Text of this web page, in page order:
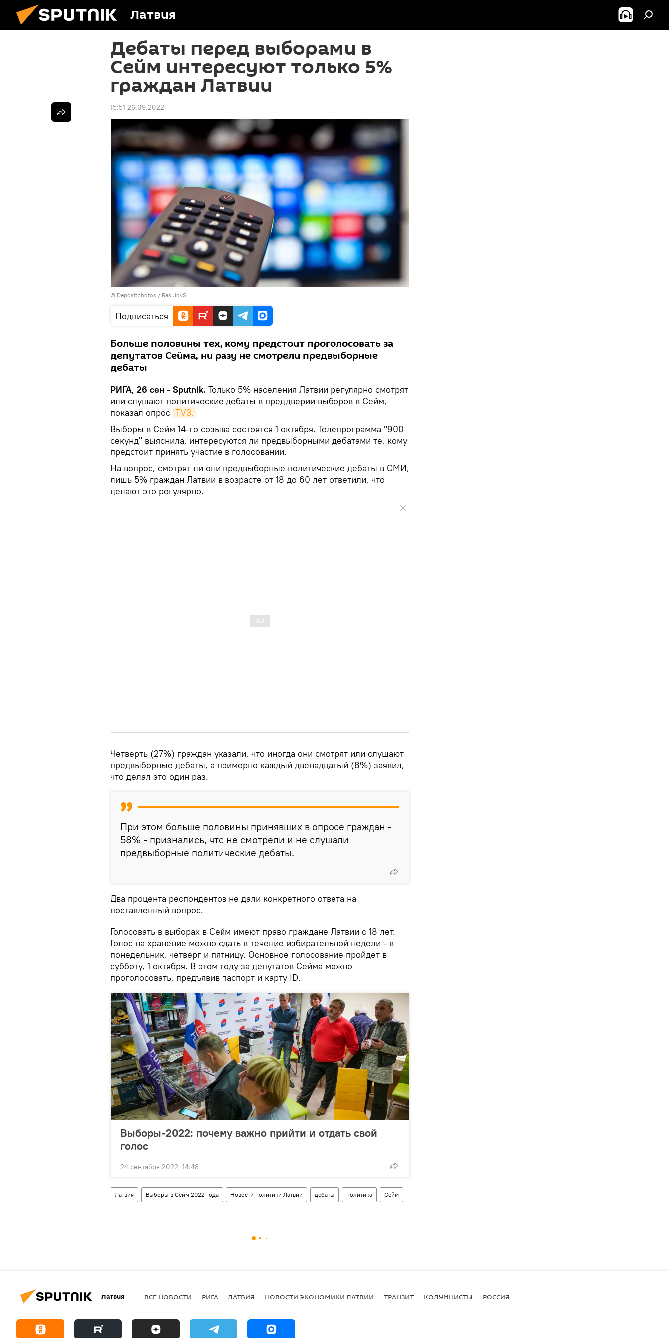
Латвия
Дебаты перед выборами в
Сейм интересуют только 5%
граждан Латвии
15:51 26.09.2022
© Depositphotos / RasulovS
Подписаться
Больше половины тех, кому предстоит проголосовать за
депутатов Сейма, ни разу не смотрели предвыборные
дебаты
РИГА, 26 сен - Sputnik. Только 5% населения Латвии регулярно смотрят
или слушают политические дебаты в преддверии выборов в Сейм,
показал опрос TV3.
Выборы в Сейм 14-го созыва состоятся 1 октября. Телепрограмма "900
секунд" выяснила, интересуются ли предвыборными дебатами те, кому
предстоит принять участие в голосовании.
На вопрос, смотрят ли они предвыборные политические дебаты в СМИ,
лишь 5% граждан Латвии в возрасте от 18 до 60 лет ответили, что
делают это регулярно.
Четверть (27%) граждан указали, что иногда они смотрят или слушают
предвыборные дебаты, а примерно каждый двенадцатый (8%) заявил,
что делал это один раз.
При этом больше половины принявших в опросе граждан -
58% - признались, что не смотрели и не слушали
предвыборные политические дебаты.
Два процента респондентов не дали конкретного ответа на
поставленный вопрос.
Голосовать в выборах в Сейм имеют право граждане Латвии с 18 лет.
Голос на хранение можно сдать в течение избирательной недели - в
понедельник, четверг и пятницу. Основное голосование пройдет в
субботу, 1 октября. В этом году за депутатов Сейма можно
проголосовать, предъявив паспорт и карту ID.
Выборы-2022: почему важно прийти и отдать свой
голос
24 сентября 2022, 14:48
Латвия Выборы в Сейм 2022 года Новости политики Латвии дебаты политика Сейм
Латвия ВСЕ НОВОСТИ РИГА ЛАТВИЯ НОВОСТИ ЭКОНОМИКИ ЛАТВИИ ТРАНЗИТ КОЛУМНИСТЫ РОССИЯ